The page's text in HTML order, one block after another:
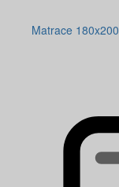
Matrace 180x200